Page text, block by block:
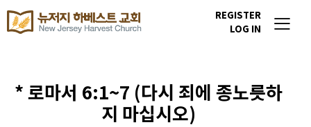
REGISTER
LOG IN
* 로마서 6:1~7 (다시 죄에 종노릇하
지 마십시오)